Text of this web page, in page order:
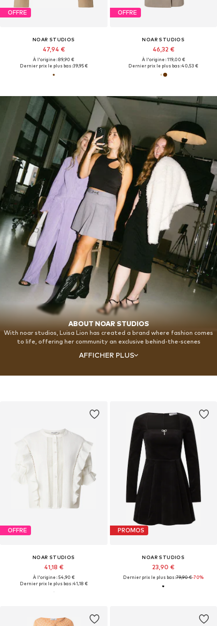
OFFRE
NOAR STUDIOS
47,94 €
À l'origine : 89,90 €
Dernier prix le plus bas :39,95 €
OFFRE
NOAR STUDIOS
46,32 €
À l'origine : 119,00 €
Dernier prix le plus bas :40,53 €
ABOUT NOAR STUDIOS
With noar studios, Luisa Lion has created a brand where fashion comes
to life, offering her community an exclusive behind-the-scenes
campaign shoot, Luisa is committed to actively involving her audience
for spirituality and manifestation is woven into the brand, reflected in
AFFICHER PLUS
OFFRE
NOAR STUDIOS
41,18 €
À l'origine : 54,90 €
Dernier prix le plus bas :41,18 €
PROMOS
NOAR STUDIOS
23,90 €
Dernier prix le plus bas :79,90 €-70%